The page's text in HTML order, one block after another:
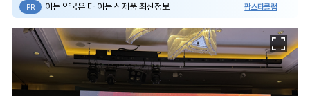
PR 아는 약국은 다 아는 신제품 최신정보 팜스타클럽